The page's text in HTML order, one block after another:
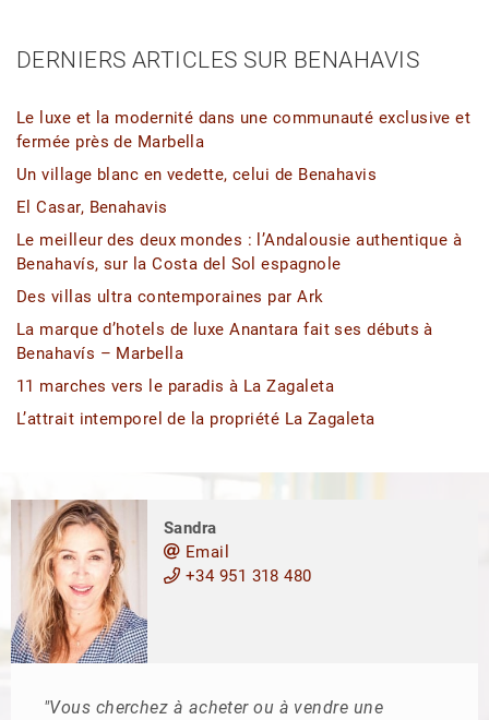
DERNIERS ARTICLES SUR BENAHAVIS
Le luxe et la modernité dans une communauté exclusive et
fermée près de Marbella
Un village blanc en vedette, celui de Benahavis
El Casar, Benahavis
Le meilleur des deux mondes : l’Andalousie authentique à
Benahavís, sur la Costa del Sol espagnole
Des villas ultra contemporaines par Ark
La marque d’hotels de luxe Anantara fait ses débuts à
Benahavís – Marbella
11 marches vers le paradis à La Zagaleta
L’attrait intemporel de la propriété La Zagaleta
Sandra
Email
+34 951 318 480
"Vous cherchez à acheter ou à vendre une